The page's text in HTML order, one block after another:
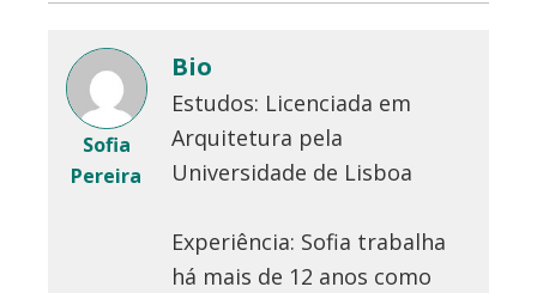
Sofia
Pereira
Bio
Estudos: Licenciada em
Arquitetura pela
Universidade de Lisboa
Experiência: Sofia trabalha
há mais de 12 anos como